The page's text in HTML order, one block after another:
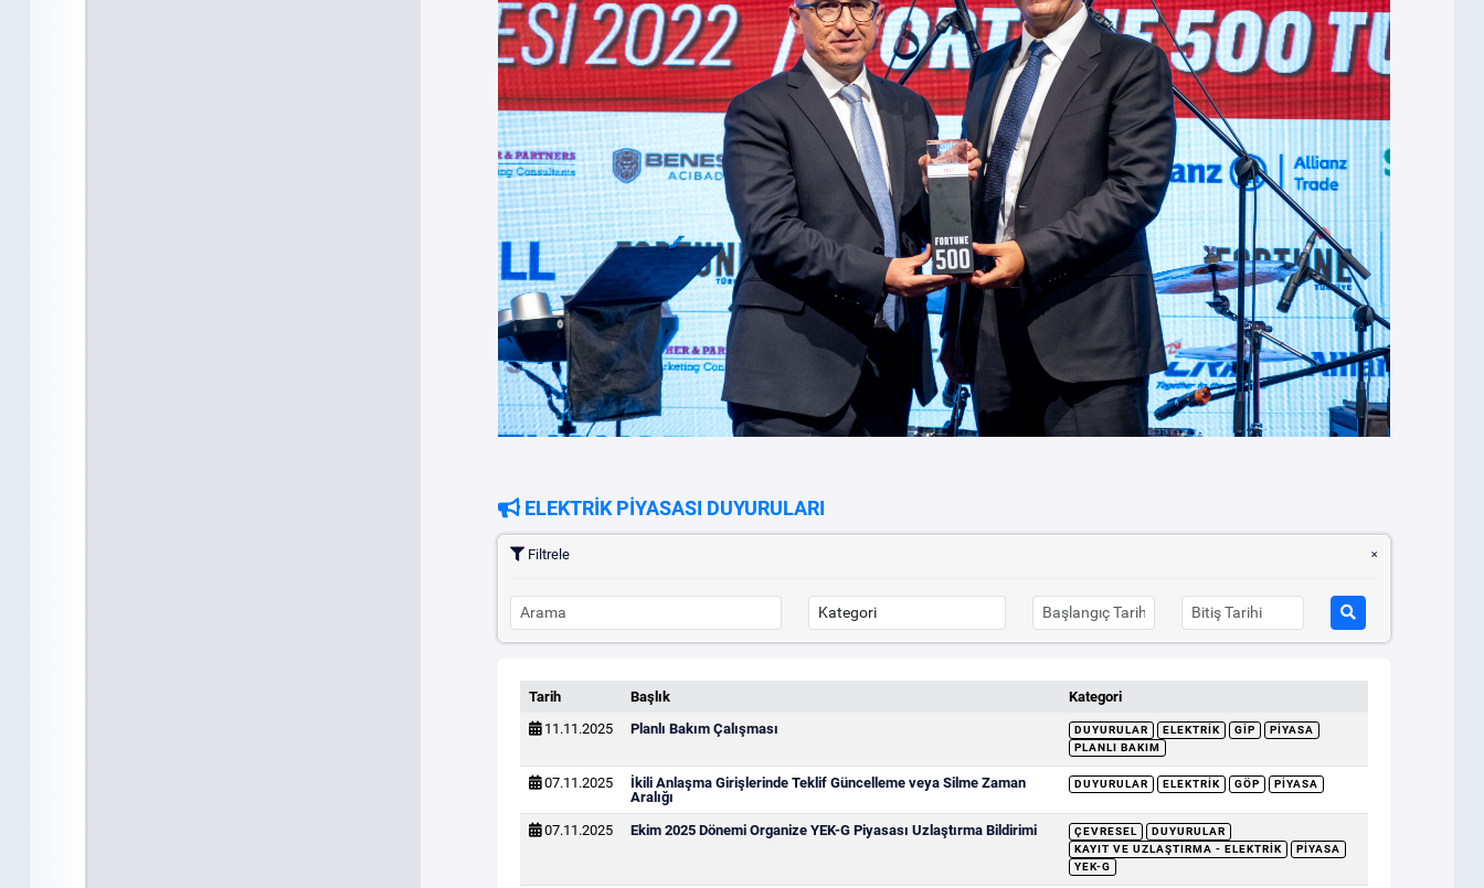
ELEKTRİK PİYASASI DUYURULARI
Filtrele
Tarih Başlık
Kategori
11.11.2025
Planlı Bakım Çalışması DUYURULAR ELEKTRIK GİP
PIYASA
PLANLI BAKIM
07.11.2025
İkili Anlaşma Girişlerinde Teklif Güncelleme veya Silme Zaman
Aralığı
DUYURULAR ELEKTRIK GÖP PIYASA
07.11.2025 Ekim 2025 Dönemi Organize YEK-G Piyasası Uzlaştırma Bildirimi ÇEVRESEL
DUYURULAR
KAYIT VE UZLAŞTIRMA - ELEKTRIK
PIYASA
YEK-G